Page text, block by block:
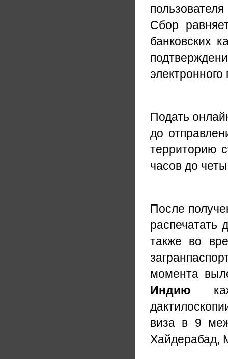
Сбор
банковских
Подать
до
территорию
часов до
После
распечатать
также во
момента
Индию
виза в 9
Хайдерабад,